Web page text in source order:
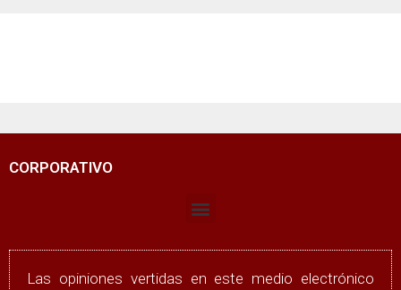
CORPORATIVO
Las opiniones vertidas en este medio electrónico